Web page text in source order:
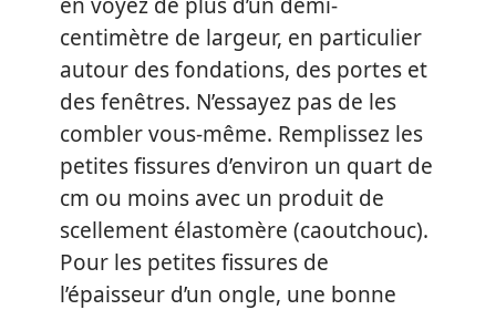
centimètre de largeur, en particulier
autour des fondations, des portes et
des fenêtres. N’essayez pas de les
combler vous-même. Remplissez les
petites fissures d’environ un quart de
cm ou moins avec un produit de
scellement élastomère (caoutchouc).
Pour les petites fissures de
l’épaisseur d’un ongle, une bonne